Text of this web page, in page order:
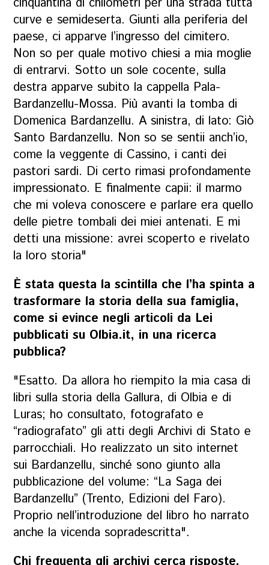
curve e semideserta. Giunti alla periferia del
paese, ci apparve l’ingresso del cimitero.
Non so per quale motivo chiesi a mia moglie
di entrarvi. Sotto un sole cocente, sulla
destra apparve subito la cappella Pala-
Bardanzellu-Mossa. Più avanti la tomba di
Domenica Bardanzellu. A sinistra, di lato: Giò
Santo Bardanzellu. Non so se sentii anch’io,
come la veggente di Cassino, i canti dei
pastori sardi. Di certo rimasi profondamente
impressionato. E finalmente capii: il marmo
che mi voleva conoscere e parlare era quello
delle pietre tombali dei miei antenati. E mi
detti una missione: avrei scoperto e rivelato
la loro storia"
È stata questa la scintilla che l’ha spinta a
trasformare la storia della sua famiglia,
come si evince negli articoli da Lei
pubblicati su Olbia.it, in una ricerca
pubblica?
"Esatto. Da allora ho riempito la mia casa di
libri sulla storia della Gallura, di Olbia e di
Luras; ho consultato, fotografato e
“radiografato” gli atti degli Archivi di Stato e
parrocchiali. Ho realizzato un sito internet
sui Bardanzellu, sinché sono giunto alla
pubblicazione del volume: “La Saga dei
Bardanzellu” (Trento, Edizioni del Faro).
Proprio nell’introduzione del libro ho narrato
anche la vicenda sopradescritta".